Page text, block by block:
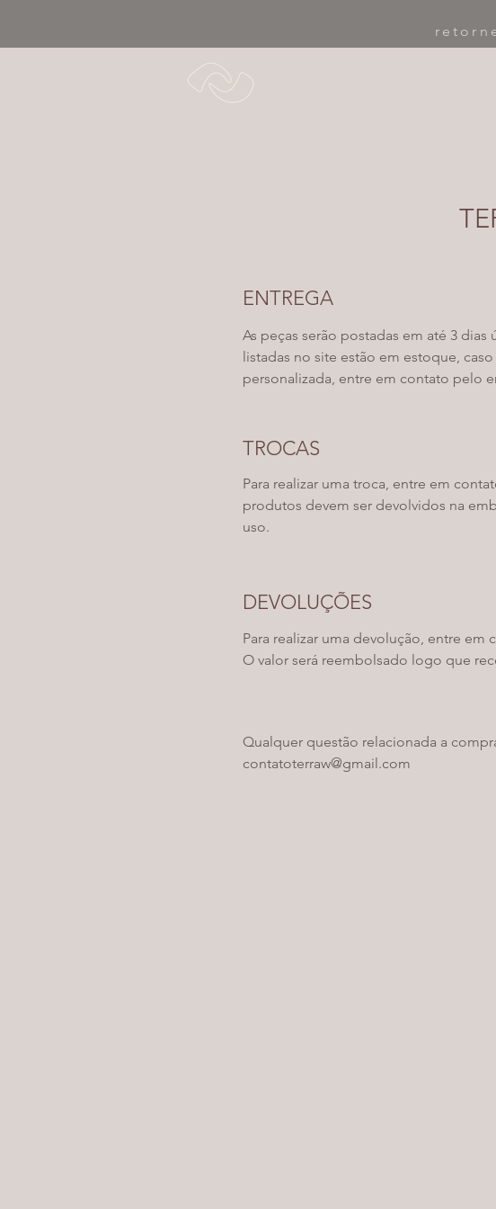
ENTREGA
As peças serão postadas em até 3
listadas no site estão em estoque,
personalizada, entre em contato pelo
TROCAS
Para realizar uma troca, entre em
produtos devem ser devolvidos na
uso.
DEVOLUÇÕES
Para realizar uma devolução, entre
O valor será reembolsado logo que
Qualquer questão relacionada a
contatoterraw@gmail.com